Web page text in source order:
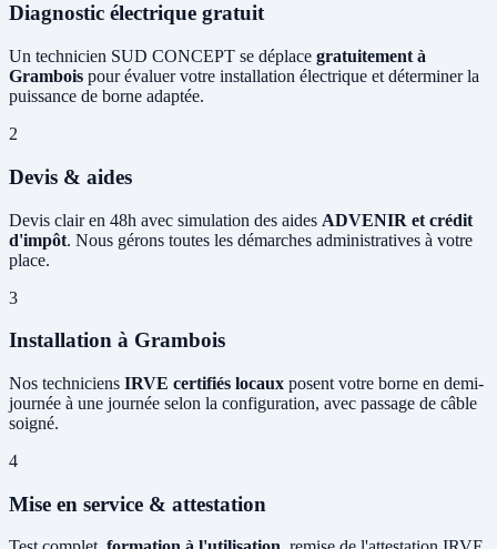
Diagnostic électrique gratuit
Un technicien SUD CONCEPT se déplace gratuitement à
Grambois pour évaluer votre installation électrique et déterminer la
puissance de borne adaptée.
2
Devis & aides
Devis clair en 48h avec simulation des aides ADVENIR et crédit
d'impôt. Nous gérons toutes les démarches administratives à votre
place.
3
Installation à Grambois
Nos techniciens IRVE certifiés locaux posent votre borne en demi-
journée à une journée selon la configuration, avec passage de câble
soigné.
4
Mise en service & attestation